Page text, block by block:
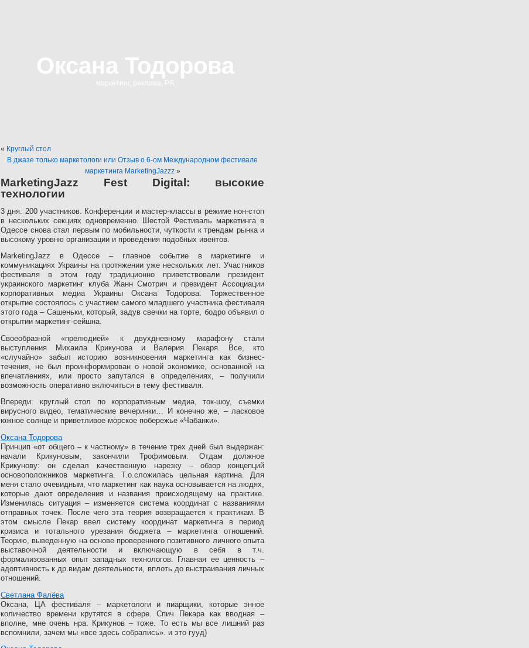
Оксана Тодорова
маркетинг, реклама, PR
« Круглый стол
В джазе только маркетологи или Отзыв о 6-ом Международном фестивале
маркетинга MarketingJazzz»
MarketingJazz Fest Digital: высокие
технологии
3 дня. 200 участников. Конференции и мастер-классы в режиме нон-стоп
в нескольких секциях одновременно. Шестой Фестиваль маркетинга в
Одессе снова стал первым по мобильности, чуткости к трендам рынка и
высокому уровню организации и проведения подобных ивентов.
MarketingJazz в Одессе – главное событие в маркетинге и
коммуникациях Украины на протяжении уже нескольких лет. Участников
фестиваля в этом году традиционно приветствовали президент
украинского маркетинг клуба Жанн Смотрич и президент Ассоциации
корпоративных медиа Украины Оксана Тодорова. Торжественное
открытие состоялось с участием самого младшего участника фестиваля
этого года – Сашеньки, который, задув свечки на торте, бодро объявил о
открытии маркетинг-сейшна.
Своеобразной «прелюдией» к двухдневному марафону стали
выступления Михаила Крикунова и Валерия Пекаря. Все, кто
«случайно» забыл историю возникновения маркетинга как бизнес-
течения, не был проинформирован о новой экономике, основанной на
впечатлениях, или просто запутался в определениях, – получили
возможность оперативно включиться в тему фестиваля.
Впереди: круглый стол по корпоративным медиа, ток-шоу, съемки
вирусного видео, тематические вечеринки… И конечно же, – ласковое
южное солнце и приветливое морское побережье «Чабанки».
Оксана Тодорова
Принцип «от общего – к частному» в течение трех дней был выдержан:
начали Крикуновым, закончили Трофимовым. Отдам должное
Крикунову: он сделал качественную нарезку – обзор концепций
основоположников маркетинга. Т.о.сложилась цельная картина. Для
меня стало очевидным, что маркетинг как наука основывается на людях,
которые дают определения и названия происходящему на практике.
Изменилась ситуация – изменяется система координат с названиями
отправных точек. После чего эта теория возвращается к практикам. В
этом смысле Пекар ввел систему координат маркетинга в период
кризиса и тотального урезания бюджета – маркетинга отношений.
Теорию, выведенную на основе проверенного позитивного личного опыта
выставочной деятельности и включающую в себя в т.ч.
формализованных опыт западных технологов. Главная ее ценность –
адоптивность к др.видам деятельности, вплоть до выстраивания личных
отношений.
Светлана Фалёва
Оксана, ЦА фестиваля – маркетологи и пиарщики, которые энное
количество времени крутятся в сфере. Спич Пекара как вводная –
вполне, мне очень нра. Крикунов – тоже. То есть мы все лишний раз
вспомнили, зачем мы «все здесь собрались». и это гууд)